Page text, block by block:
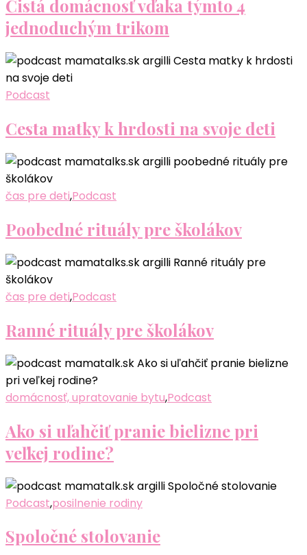
Čistá domácnosť vďaka týmto 4
jednoduchým trikom
Podcast
Cesta matky k hrdosti na svoje deti
čas pre deti,Podcast
Poobedné rituály pre školákov
čas pre deti,Podcast
Ranné rituály pre školákov
domácnosť, upratovanie bytu,Podcast
Ako si uľahčiť pranie bielizne pri
veľkej rodine?
Podcast,posilnenie rodiny
Spoločné stolovanie